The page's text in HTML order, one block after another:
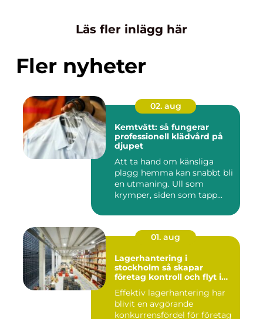
Läs fler inlägg här
Fler nyheter
02. aug
Kemtvätt: så fungerar
professionell klädvård på
djupet
Att ta hand om känsliga
plagg hemma kan snabbt bli
en utmaning. Ull som
krymper, siden som tapp...
01. aug
Lagerhantering i
stockholm så skapar
företag kontroll och flyt i
Effektiv lagerhantering har
blivit en avgörande
konkurrensfördel för företag